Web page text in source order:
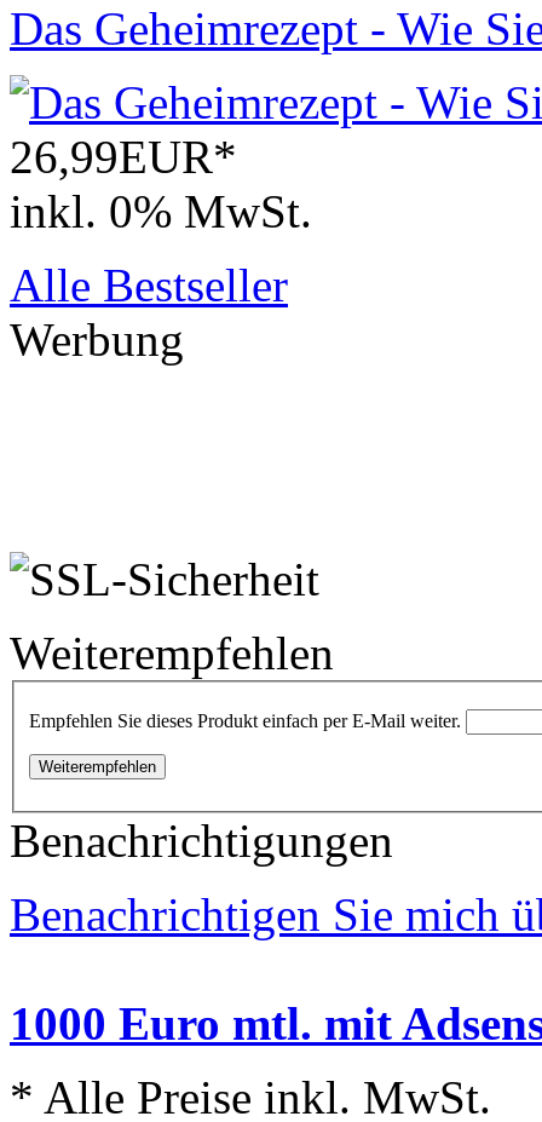
Das Geheimrezept - Wie
26,99EUR*
inkl. 0% MwSt.
Alle Bestseller
Werbung
Weiterempfehlen
Empfehlen Sie dieses Produkt einfach per E-Mail weiter.
Weiterempfehlen
Benachrichtigungen
Benachrichtigen Sie mich
1000 Euro mtl. mit
* Alle Preise inkl. MwSt.